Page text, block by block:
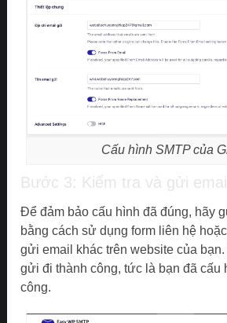
Cấu hình SMTP của
Bước 3: Kiểm tra và gửi
Để đảm bảo cấu hình đã đúng, hãy
bằng cách sử dụng form liên hệ
gửi email khác trên website của
gửi đi thành công, tức là bạn đã cấu
công.